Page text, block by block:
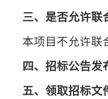
三、是否允许联
本项目不允许联
四、招标公告发
五、领取招标文